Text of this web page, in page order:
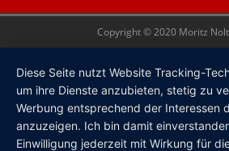
Copyright © 2020 Moritz
Diese Seite nutzt Website Tracking-
um ihre Dienste anzubieten, stetig zu
Werbung entsprechend der Interessen
anzuzeigen. Ich bin damit
Einwilligung jederzeit mit Wirkung für